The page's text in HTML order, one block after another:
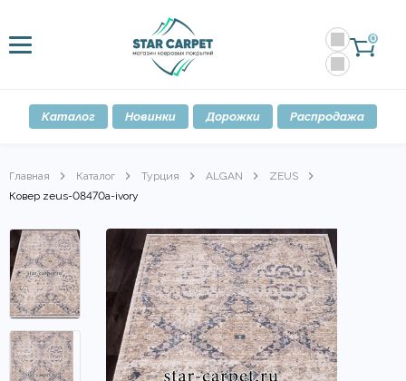
0
Каталог Новинки Дорожки Распродажа
Главная Каталог Турция ALGAN
ZEUS
Ковер zeus-08470a-ivory